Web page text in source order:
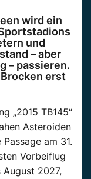
wird ein
und
– aber
– passieren.
erst
„2015 TB145“
Asteroiden
am 31.
Vorbeiflug
2027,